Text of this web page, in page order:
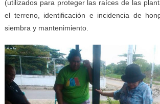
(utilizados para proteger las raíces de las
el terreno, identificación e incidencia de
siembra y mantenimiento.